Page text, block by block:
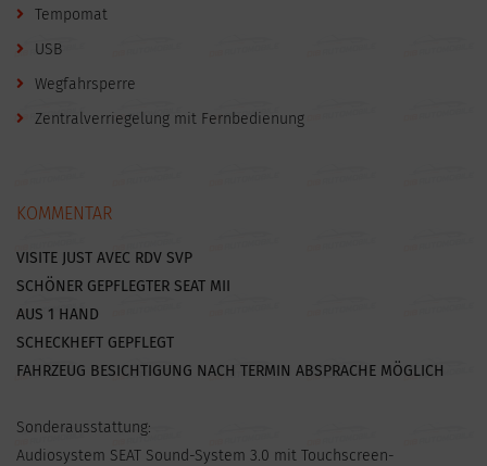
Tempomat
USB
Wegfahrsperre
Zentralverriegelung mit Fernbedienung
KOMMENTAR
VISITE JUST AVEC RDV SVP
SCHÖNER GEPFLEGTER SEAT MII
AUS 1 HAND
SCHECKHEFT GEPFLEGT
FAHRZEUG BESICHTIGUNG NACH TERMIN ABSPRACHE MÖGLICH
Sonderausstattung:
Audiosystem SEAT Sound-System 3.0 mit Touchscreen-